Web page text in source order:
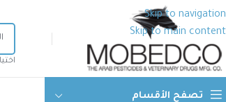
Skip to navigation
Skip to main content
تصفح الأقسام